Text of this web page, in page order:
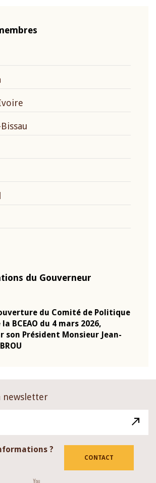
du Gouverneur
du Comité de Politique
BCEAO du 4 mars 2026,
son Président Monsieur Jean-
newsletter
?
CONTACT